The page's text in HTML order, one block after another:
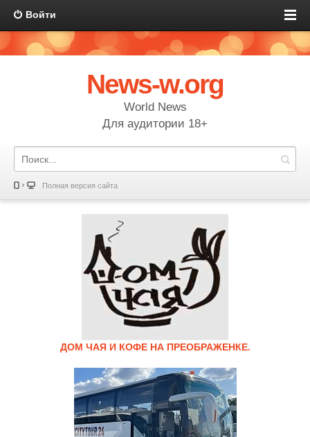
Войти
News-w.org
World News
Для аудитории 18+
Полная версия сайта
ДОМ ЧАЯ И КОФЕ НА ПРЕОБРАЖЕНКЕ.